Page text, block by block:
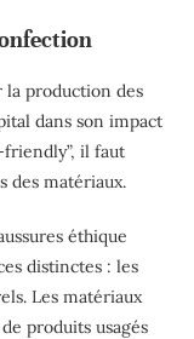
la production des
dans son impact
il faut
des matériaux.
éthique
distinctes : les
Les matériaux
produits usagés